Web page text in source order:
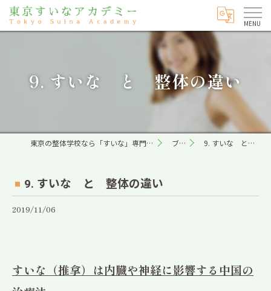
9. すいな と 整体の違い
東京の整体学校なら「すいな」専門の東京すいなアカデミー ブログ 9. すいな と 整体の違い
9. すいな と 整体の違い
2019/11/06
すいな（推拿）は内臓や神経に影響する中国の